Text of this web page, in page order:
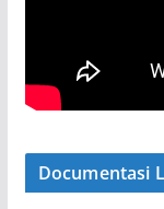
Documentasi